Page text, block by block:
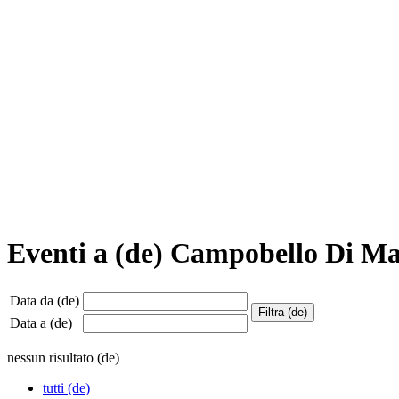
Eventi a (de) Campobello Di
Data da (de)
Data a (de)
nessun risultato (de)
tutti (de)